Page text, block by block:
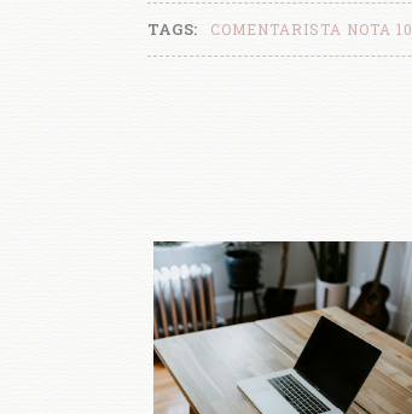
TAGS: COMENTARISTA NOTA 10